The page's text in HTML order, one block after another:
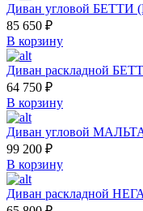
Диван угловой БЕТТИ
85 650 ₽
В корзину
Диван раскладной
64 750 ₽
В корзину
Диван угловой
99 200 ₽
В корзину
Диван раскладной